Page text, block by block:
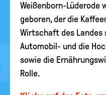
Weißenborn-Lüderode
geboren, der die
Wirtschaft des Landes
Automobil- und die
sowie die
Rolle.